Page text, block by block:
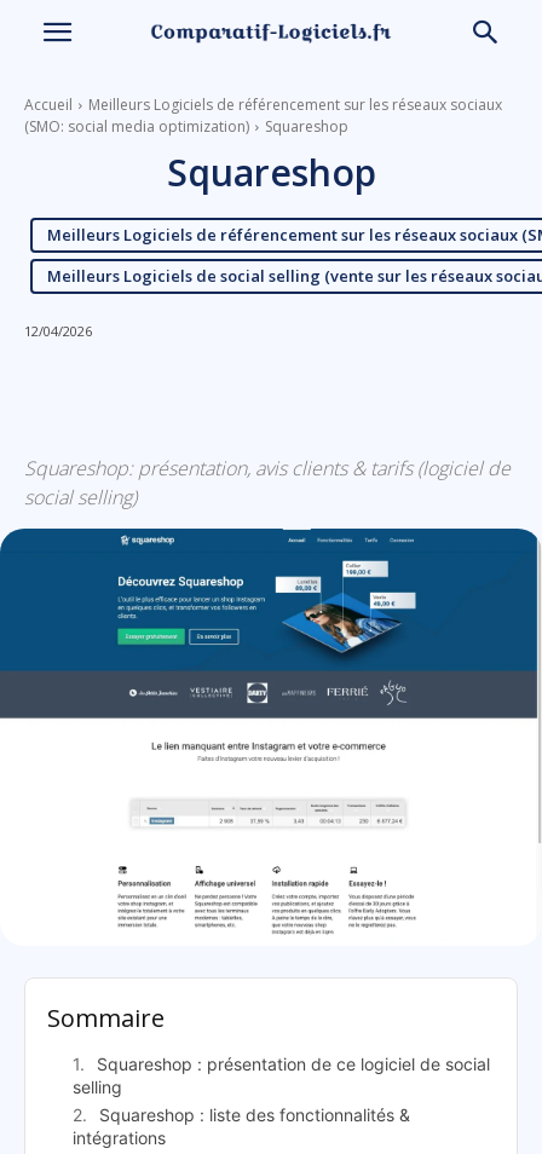
Accueil
Meilleurs Logiciels de référencement sur les réseaux sociaux
(SMO: social media optimization)
Squareshop
Squareshop
Meilleurs Logiciels de référencement sur les réseaux sociaux
Meilleurs Logiciels de social selling (vente sur les réseaux
12/04/2026
Squareshop: présentation, avis clients & tarifs (logiciel de
social selling)
Squareshop: présentation
Sommaire
Squareshop : présentation de ce logiciel de social
selling
Squareshop : liste des fonctionnalités &
intégrations